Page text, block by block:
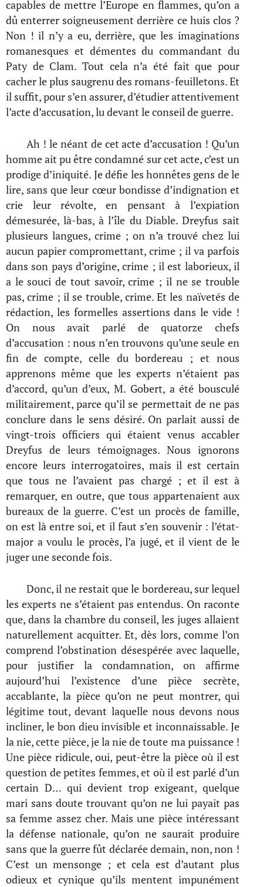
capables de mettre l’Europe en flammes, qu’on a
dû enterrer soigneusement derrière ce huis clos ?
Non ! il n’y a eu, derrière, que les imaginations
romanesques et démentes du commandant du
Paty de Clam. Tout cela n’a été fait que pour
cacher le plus saugrenu des romans-feuilletons. Et
il suffit, pour s’en assurer, d’étudier attentivement
l’acte d’accusation, lu devant le conseil de guerre.
Ah ! le néant de cet acte d’accusation ! Qu’un
homme ait pu être condamné sur cet acte, c’est un
prodige d’iniquité. Je défie les honnêtes gens de le
lire, sans que leur cœur bondisse d’indignation et
crie leur révolte, en pensant à l’expiation
démesurée, là-bas, à l’île du Diable. Dreyfus sait
plusieurs langues, crime ; on n’a trouvé chez lui
aucun papier compromettant, crime ; il va parfois
dans son pays d’origine, crime ; il est laborieux, il
a le souci de tout savoir, crime ; il ne se trouble
pas, crime ; il se trouble, crime. Et les naïvetés de
rédaction, les formelles assertions dans le vide !
On nous avait parlé de quatorze chefs
d’accusation : nous n’en trouvons qu’une seule en
fin de compte, celle du bordereau ; et nous
apprenons même que les experts n’étaient pas
d’accord, qu’un d’eux, M. Gobert, a été bousculé
militairement, parce qu’il se permettait de ne pas
conclure dans le sens désiré. On parlait aussi de
vingt-trois officiers qui étaient venus accabler
Dreyfus de leurs témoignages. Nous ignorons
encore leurs interrogatoires, mais il est certain
que tous ne l’avaient pas chargé ; et il est à
remarquer, en outre, que tous appartenaient aux
bureaux de la guerre. C’est un procès de famille,
on est là entre soi, et il faut s’en souvenir : l’état-
major a voulu le procès, l’a jugé, et il vient de le
juger une seconde fois.
Donc, il ne restait que le bordereau, sur lequel
les experts ne s’étaient pas entendus. On raconte
que, dans la chambre du conseil, les juges allaient
naturellement acquitter. Et, dès lors, comme l’on
comprend l’obstination désespérée avec laquelle,
pour justifier la condamnation, on affirme
aujourd’hui l’existence d’une pièce secrète,
accablante, la pièce qu’on ne peut montrer, qui
légitime tout, devant laquelle nous devons nous
incliner, le bon dieu invisible et inconnaissable. Je
la nie, cette pièce, je la nie de toute ma puissance !
Une pièce ridicule, oui, peut-être la pièce où il est
question de petites femmes, et où il est parlé d’un
certain D… qui devient trop exigeant, quelque
mari sans doute trouvant qu’on ne lui payait pas
sa femme assez cher. Mais une pièce intéressant
la défense nationale, qu’on ne saurait produire
sans que la guerre fût déclarée demain, non, non !
C’est un mensonge ; et cela est d’autant plus
odieux et cynique qu’ils mentent impunément